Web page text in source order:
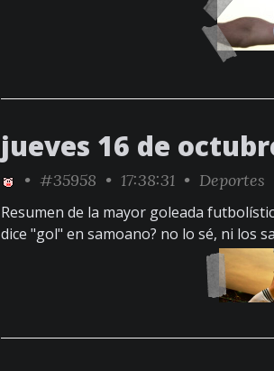
jueves 16 de
• #35958 • 17:38:31 • Deportes
Resumen de la mayor goleada
dice "gol" en samoano? no lo sé, ni los